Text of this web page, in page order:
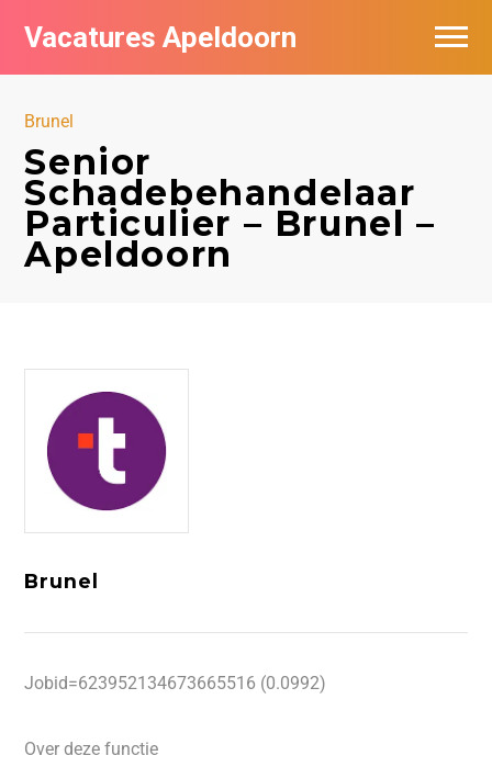
Vacatures Apeldoorn
Brunel
Senior
Schadebehandelaar
Particulier – Brunel –
Apeldoorn
Brunel
Jobid=623952134673665516 (0.0992)
Over deze functie
Vacatures per bedrijf
Nieuwsbrief feed